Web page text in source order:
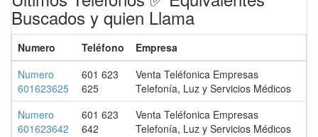
Buscados y quien Llama
Numero Teléfono
Empresa
Numero
601623625
601 623
625
Venta Teléfonica Empresas
Telefonía, Luz y Servicios Médicos
Numero
601623642
601 623
642
Venta Teléfonica Empresas
Telefonía, Luz y Servicios Médicos